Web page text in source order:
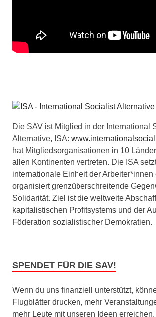
Die SAV ist Mitglied in der International
Alternative, ISA:
hat Mitgliedsorganisationen in 10
allen Kontinenten vertreten. Die ISA
internationale Einheit der Arbeiter*innen
organisiert grenzüberschreitende
Solidarität. Ziel ist die weltweite
kapitalistischen Profitsystems und der
Föderation sozialistischer Demokratien.
SPENDET FÜR DIE SAV!
Wenn du uns finanziell unterstützt,
Flugblätter drucken, mehr
mehr Leute mit unseren Ideen